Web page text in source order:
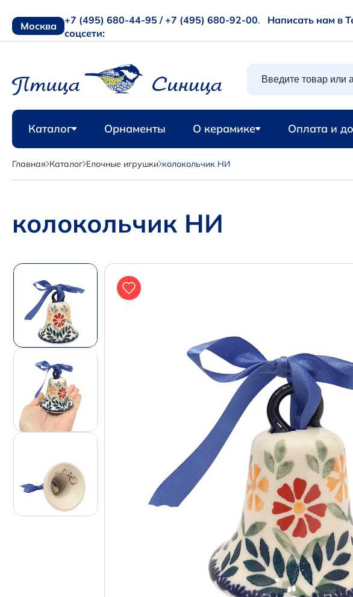
Москва +7 (495) 680-44-95 / +7 (495) 680-92-00. Написать нам в
соцсети:
Каталог Орнаменты О керамике Оплата и
Главная Каталог Елочные игрушки колокольчик НИ
колокольчик НИ